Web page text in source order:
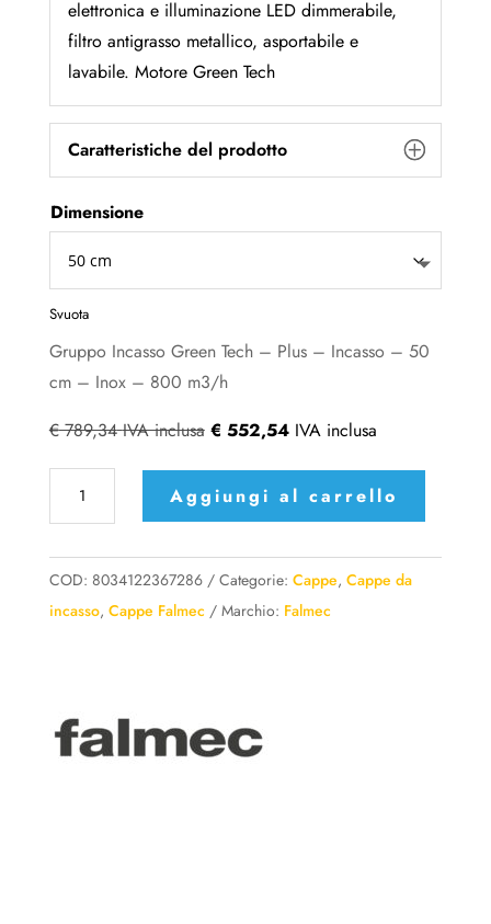
€ 823,50
a
€ 576,45
elettronica e illuminazione LED dimmerabile,
filtro antigrasso metallico, asportabile e
lavabile. Motore Green Tech
Caratteristiche del prodotto
Dimensione
Svuota
Gruppo Incasso Green Tech – Plus – Incasso – 50
cm – Inox – 800 m3/h
€789,34 IVA inclusa € 552,54 IVA inclusa
Incasso
Plus
Aggiungi al carrello
COD: 8034122367286 Categorie: Cappe, Cappe da
incasso, Cappe Falmec Marchio: Falmec